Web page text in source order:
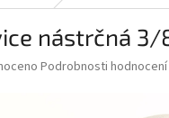
nástrčná 3/
Podrobnosti hodnocení